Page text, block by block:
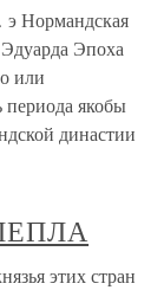
э Нормандская
Эпоха
или
периода якобы
династии
этих стран